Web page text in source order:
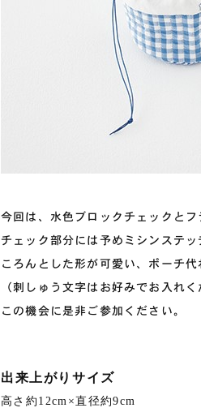
今回は、水色ブロックチェックと
チェック部分には予めミシンステッ
ころんとした形が可愛い、ポーチ
（刺しゅう文字はお好みでお入れく
この機会に是非ご参加ください。
出来上がりサイズ
高さ約12cm×直径約9cm